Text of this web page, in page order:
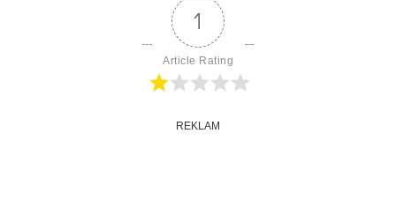
1
Article Rating
REKLAM